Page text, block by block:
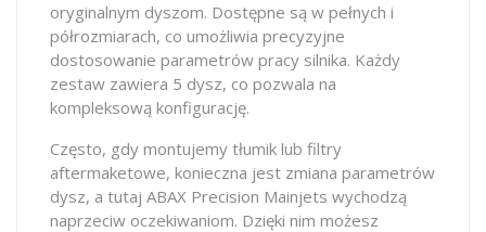
oryginalnym dyszom. Dostępne są w pełnych i
półrozmiarach, co umożliwia precyzyjne
dostosowanie parametrów pracy silnika. Każdy
zestaw zawiera 5 dysz, co pozwala na
kompleksową konfigurację.
Często, gdy montujemy tłumik lub filtry
aftermaketowe, konieczna jest zmiana parametrów
dysz, a tutaj ABAX Precision Mainjets wychodzą
naprzeciw oczekiwaniom. Dzięki nim możesz